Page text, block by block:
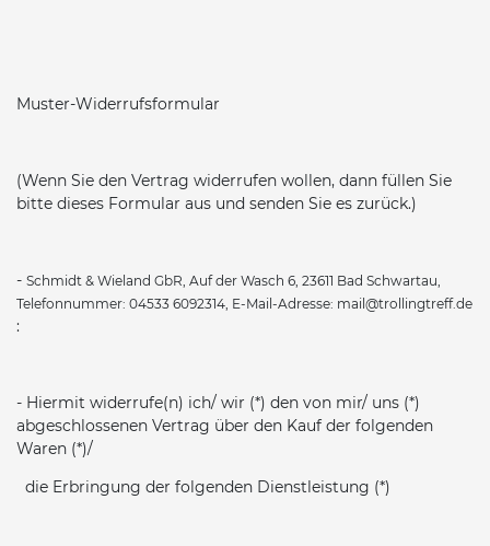
Muster-Widerrufsformular
(Wenn Sie den Vertrag widerrufen wollen, dann füllen Sie
bitte dieses Formular aus und senden Sie es zurück.)
- Schmidt & Wieland GbR, Auf der Wasch 6, 23611 Bad Schwartau,
Telefonnummer: 04533 6092314, E-Mail-Adresse: mail@trollingtreff.de
:
- Hiermit widerrufe(n) ich/ wir (*) den von mir/ uns (*)
abgeschlossenen Vertrag über den Kauf der folgenden
Waren (*)/
die Erbringung der folgenden Dienstleistung (*)